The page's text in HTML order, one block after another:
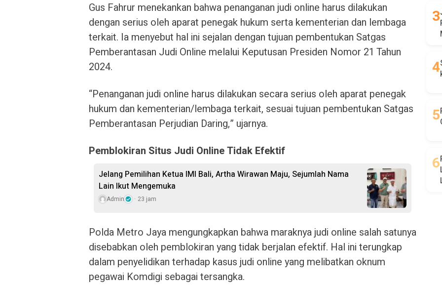
Gus Fahrur menekankan bahwa penanganan judi online harus dilakukan
dengan serius oleh aparat penegak hukum serta kementerian dan lembaga
terkait. Ia menyebut hal ini sejalan dengan tujuan pembentukan Satgas
Pemberantasan Judi Online melalui Keputusan Presiden Nomor 21 Tahun
2024.
“Penanganan judi online harus dilakukan secara serius oleh aparat penegak
hukum dan kementerian/lembaga terkait, sesuai tujuan pembentukan Satgas
Pemberantasan Perjudian Daring,” ujarnya.
Pemblokiran Situs Judi Online Tidak Efektif
Jelang Pemilihan Ketua IMI Bali, Artha Wirawan Maju, Sejumlah Nama
Lain Ikut Mengemuka
Admin 23 jam
Polda Metro Jaya mengungkapkan bahwa maraknya judi online salah satunya
disebabkan oleh pemblokiran yang tidak berjalan efektif. Hal ini terungkap
dalam penyelidikan terhadap kasus judi online yang melibatkan oknum
pegawai Komdigi sebagai tersangka.